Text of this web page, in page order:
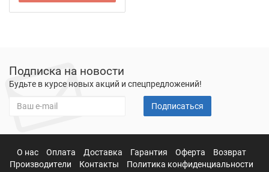
Подписка на новости
Будьте в курсе новых акций и спецпредложений!
Подписаться
О нас Оплата Доставка Гарантия Оферта
Возврат
Производители
Контакты Политика конфиденциальности